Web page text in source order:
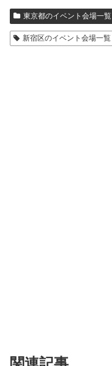
東京都のイベント会場一覧
新宿区のイベント会場一覧